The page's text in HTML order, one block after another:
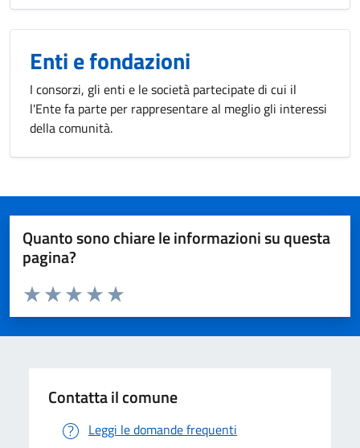
Enti e fondazioni
I consorzi, gli enti e le società partecipate di cui il
l'Ente fa parte per rappresentare al meglio gli interessi
della comunità.
Quanto sono chiare le informazioni su questa
pagina?
Valuta da 1 a 5 stelle la pagina
Valuta 5 stelle su 5
Valuta 4 stelle su 5
Valuta 3 stelle su 5
Valuta 2 stelle su 5
Valuta 1 stelle su 5
Contatta il comune
Leggi le domande frequenti